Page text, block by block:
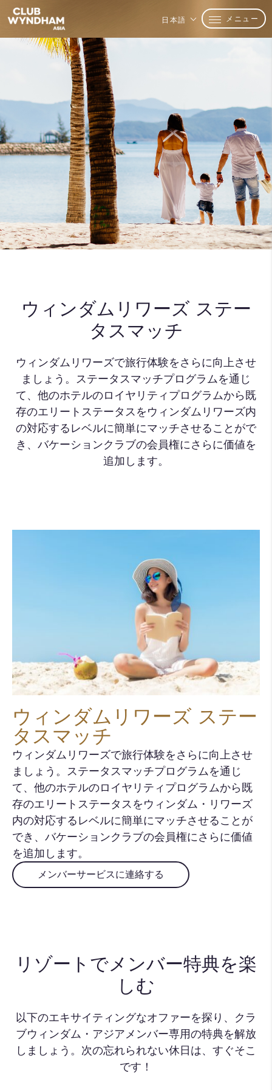
日本語 メニュー
ウィンダムリワーズ ステー
タスマッチ
ウィンダムリワーズで旅行体験をさらに向上させ
ましょう。ステータスマッチプログラムを通じ
て、他のホテルのロイヤリティプログラムから既
存のエリートステータスをウィンダムリワーズ内
の対応するレベルに簡単にマッチさせることがで
き、バケーションクラブの会員権にさらに価値を
追加します。
ウィンダムリワーズ ステー
タスマッチ
ウィンダムリワーズで旅行体験をさらに向上させ
ましょう。ステータスマッチプログラムを通じ
て、他のホテルのロイヤリティプログラムから既
存のエリートステータスをウィンダム・リワーズ
内の対応するレベルに簡単にマッチさせることが
でき、バケーションクラブの会員権にさらに価値
を追加します。
メンバーサービスに連絡する
リゾートでメンバー特典を楽
しむ
以下のエキサイティングなオファーを探り、クラ
ブウィンダム・アジアメンバー専用の特典を解放
しましょう。次の忘れられない休日は、すぐそこ
です！